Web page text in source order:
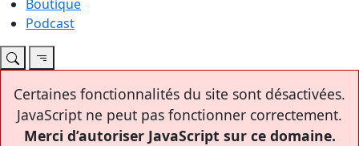
Boutique
Podcast
Certaines fonctionnalités du site sont désactivées.
JavaScript ne peut pas fonctionner correctement.
Merci d’autoriser JavaScript sur ce domaine.